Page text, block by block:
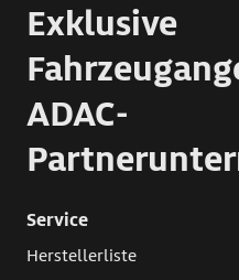
Exklusive
ADAC-
Service
Herstellerliste